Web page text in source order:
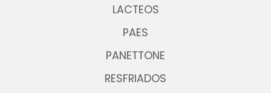
LACTEOS
PAES
PANETTONE
RESFRIADOS